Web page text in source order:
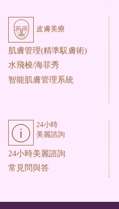
皮膚美療
肌膚管理(精準馭膚術)
水飛梭/海菲秀
智能肌膚管理系統
24小時
美麗諮詢
24小時美麗諮詢
常見問與答